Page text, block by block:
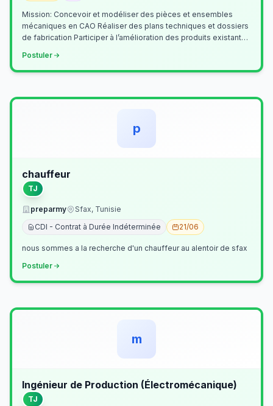
Mission: Concevoir et modéliser des pièces et ensembles
mécaniques en CAO Réaliser des plans techniques et dossiers
de fabrication Participer à l’amélioration des produits existants
Postuler
p
chauffeur
TJ
preparmy
Sfax, Tunisie
CDI - Contrat à Durée Indéterminée
21/06
nous sommes a la recherche d'un chauffeur au alentoir de sfax
Postuler
m
Ingénieur de Production (Électromécanique)
TJ